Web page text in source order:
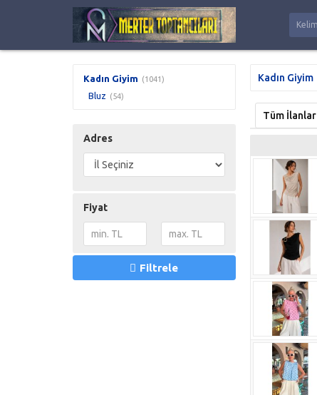
Kadın Giyim (1041)
Bluz (54)
Adres
Fiyat
Filtrele
Kadın Giyim
Tüm İlanlar